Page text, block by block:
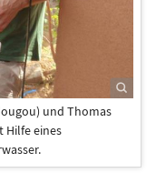
und Thomas
Hilfe eines